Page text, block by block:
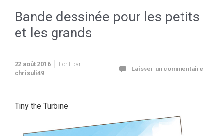
Bande dessinée pour les petits
et les grands
22 août 2016
Ecrit par
chrisuli49
Laisser un commentaire
Tiny the Turbine